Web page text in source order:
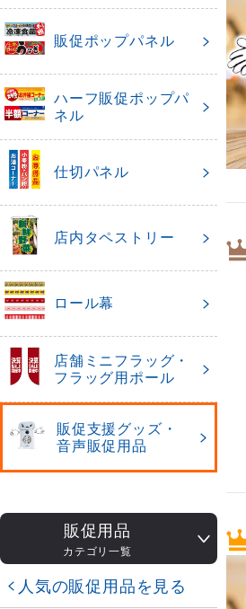
販促ポップパネル
ハーフ販促ポップパ
ネル
仕切パネル
店内タペストリー
ロール幕
店舗ミニフラッグ・
フラッグ用ポール
販促支援グッズ・
音声販促用品
販促用品
カテゴリ一覧
人気の販促用品を見る